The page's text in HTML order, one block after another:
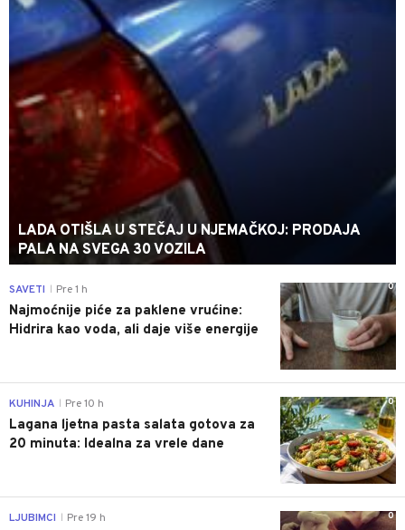
LADA OTIŠLA U STEČAJ U NJEMAČKOJ: PRODAJA
PALA NA SVEGA 30 VOZILA
0
SAVETI Pre 1 h
Najmoćnije piće za paklene vrućine:
Hidrira kao voda, ali daje više energije
0
KUHINJA Pre 10 h
Lagana ljetna pasta salata gotova za
20 minuta: Idealna za vrele dane
0
LJUBIMCI Pre 19 h